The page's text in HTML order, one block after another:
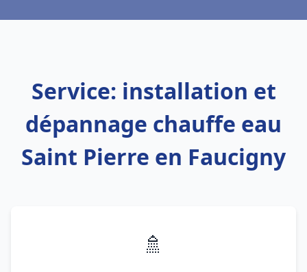
Service: installation et
dépannage chauffe eau
Saint Pierre en Faucigny
🚿